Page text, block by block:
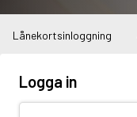
Lånekortsinloggning
Logga in